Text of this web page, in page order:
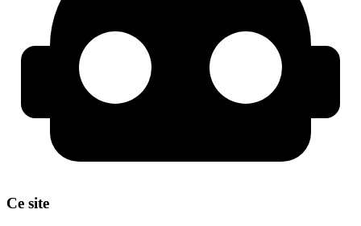
Ce site